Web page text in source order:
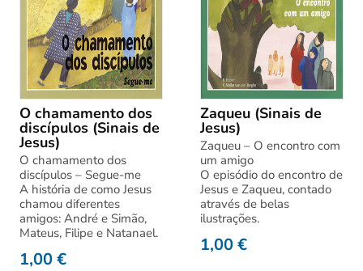
O chamamento dos
discípulos (Sinais de
Jesus)
O chamamento dos
discípulos – Segue-me
A história de como Jesus
chamou diferentes
amigos: André e Simão,
Mateus, Filipe e Natanael.
1,00€
Zaqueu (Sinais de
Jesus)
Zaqueu – O encontro com
um amigo
O episódio do encontro de
Jesus e Zaqueu, contado
através de belas
ilustrações.
1,00€